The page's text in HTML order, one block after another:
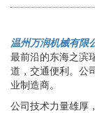
温州万润机械有限
最前沿的东海之滨
道，交通便利。公
业制造商。
公司技术力量雄厚